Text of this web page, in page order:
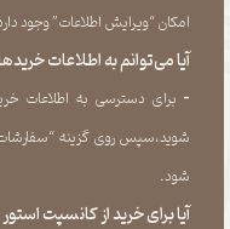
امکان “ویرایش اطلاعات” وجود
آیا می‌‏توانم به اطلاعات
​​​​​​​- برای دسترسی به اطلاعات
شوید،سپس روی گزینه
‏شود.​​​​​​​
آیا برای خرید از کانسپت